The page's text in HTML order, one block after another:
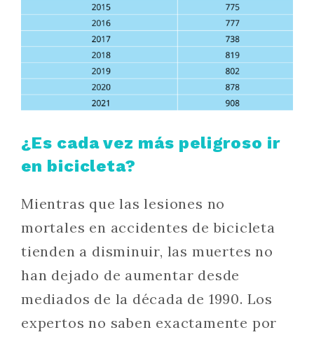
¿Es cada vez más peligroso ir
en bicicleta?
Mientras que las lesiones no
mortales en accidentes de bicicleta
tienden a disminuir, las muertes no
han dejado de aumentar desde
mediados de la década de 1990. Los
expertos no saben exactamente por